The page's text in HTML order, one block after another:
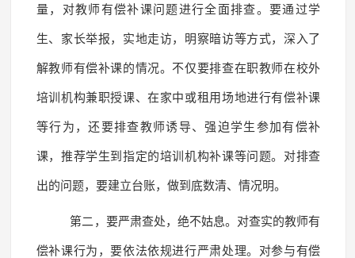
量，对教师有偿补课问题进行全面排查。要通过学
生、家长举报，实地走访，明察暗访等方式，深入了
解教师有偿补课的情况。不仅要排查在职教师在校外
培训机构兼职授课、在家中或租用场地进行有偿补课
等行为，还要排查教师诱导、强迫学生参加有偿补
课，推荐学生到指定的培训机构补课等问题。对排查
出的问题，要建立台账，做到底数清、情况明。
第二，要严肃查处，绝不姑息。对查实的教师有
偿补课行为，要依法依规进行严肃处理。对参与有偿